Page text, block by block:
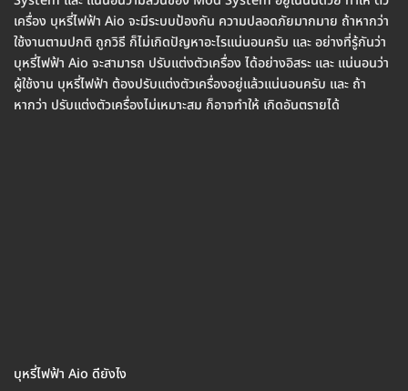
เครื่อง บุหรี่ไฟฟ้า Aio จะมีระบบป้องกัน ความปลอดภัยมากมาย ถ้าหากว่า
ใช้งานตามปกติ ถูกวิธี ก็ไม่เกิดปัญหาอะไรแน่นอนครับ และ อย่างที่รู้กันว่า
บุหรี่ไฟฟ้า Aio จะสามารถ ปรับแต่งตัวเครื่อง ได้อย่างอิสระ และ แน่นอนว่า
ผู้ใช้งาน บุหรี่ไฟฟ้า ต้องปรับแต่งตัวเครื่องอยู่แล้วแน่นอนครับ และ ถ้า
หากว่า ปรับแต่งตัวเครื่องไม่เหมาะสม ก็อาจทำให้ เกิดอันตรายได้
บุหรี่ไฟฟ้า Aio ดียังไง